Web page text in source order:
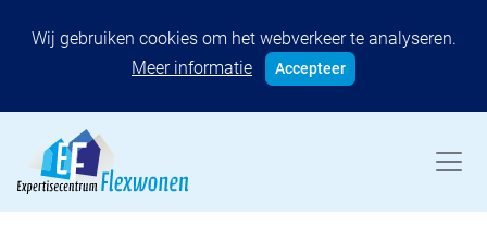
Wij gebruiken cookies om het webverkeer te analyseren.
Meer informatie
Accepteer